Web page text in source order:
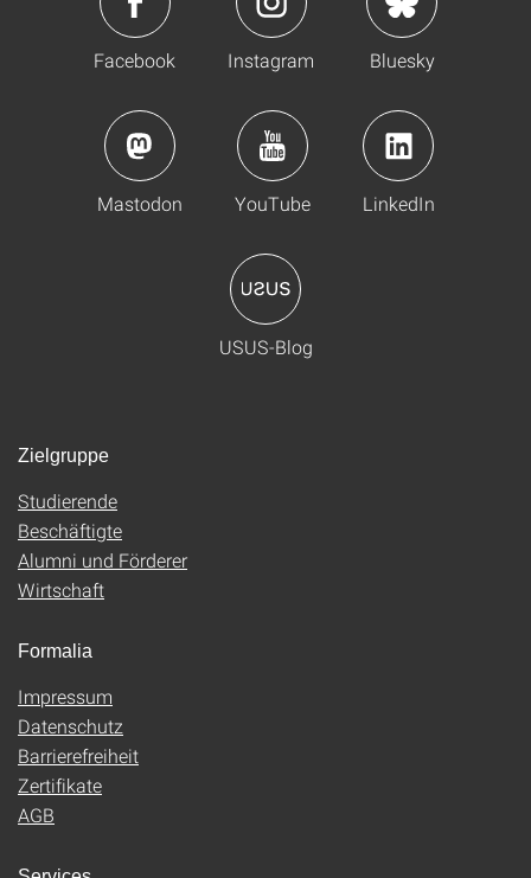
Facebook Instagram Bluesky
Mastodon YouTube LinkedIn
USUS-Blog
Zielgruppe
Studierende
Beschäftigte
Alumni und Förderer
Wirtschaft
Formalia
Impressum
Datenschutz
Barrierefreiheit
Zertifikate
AGB